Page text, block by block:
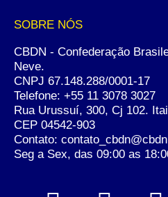
SOBRE NÓS
CBDN - Confederação
Neve.
CNPJ 67.148.288/0001-17
Telefone: +55 11 3078 3027
Rua Urussuí, 300, Cj 102.
CEP 04542-903
Contato:
Seg a Sex, das 09:00 as